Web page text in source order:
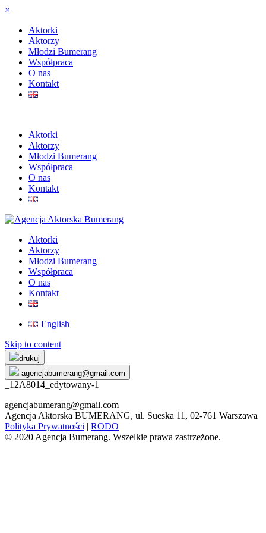
×
Aktorki
Aktorzy
Młodzi Bumerang
Współpraca
O nas
Kontakt
Aktorki
Aktorzy
Młodzi Bumerang
Współpraca
O nas
Kontakt
Aktorki
Aktorzy
Młodzi Bumerang
Współpraca
O nas
Kontakt
English
Skip to content
drukuj
agencjabumerang@gmail.com
_12A8014_edytowany-1
agencjabumerang@gmail.com
Agencja Aktorska BUMERANG, ul. Sueska 11, 02-761 Warszawa
Polityka Prywatności | RODO
© 2020 Agencja Bumerang. Wszelkie prawa zastrzeżone.